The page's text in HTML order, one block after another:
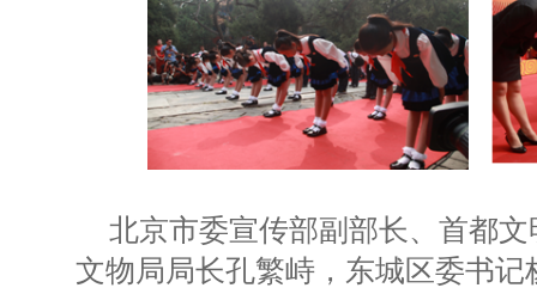
北京市委宣传部副部长、首都
文物局局长孔繁峙，东城区委书